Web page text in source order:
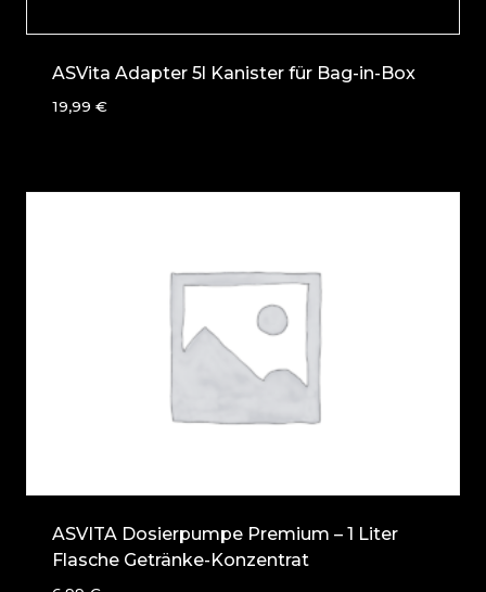
ASVita Adapter 5l Kanister für Bag-in-Box
19,99 €
ASVITA Dosierpumpe Premium – 1 Liter
Flasche Getränke-Konzentrat